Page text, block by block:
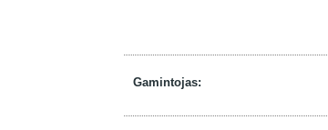
Gamintojas: